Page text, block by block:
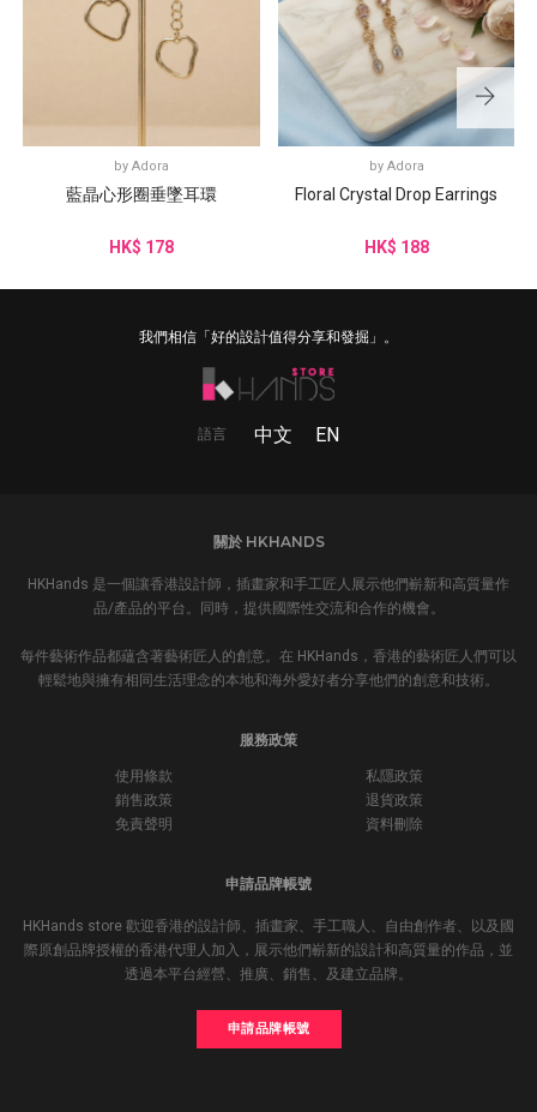
by Adora
藍晶心形圈垂墜耳環
HK$ 178
by Adora
Floral Crystal Drop Earrings
HK$ 188
我們相信「好的設計值得分享和發掘」。
語言 中文 EN
關於 HKHANDS
HKHands 是一個讓香港設計師，插畫家和手工匠人展示他們嶄新和高質量作
品/產品的平台。同時，提供國際性交流和合作的機會。
每件藝術作品都蘊含著藝術匠人的創意。在 HKHands，香港的藝術匠人們可以
輕鬆地與擁有相同生活理念的本地和海外愛好者分享他們的創意和技術。
服務政策
使用條款
私隱政策
銷售政策
退貨政策
免責聲明
資料刪除
申請品牌帳號
HKHands store 歡迎香港的設計師、插畫家、手工職人、自由創作者、以及國
際原創品牌授權的香港代理人加入，展示他們嶄新的設計和高質量的作品，並
透過本平台經營、推廣、銷售、及建立品牌。
申請品牌帳號